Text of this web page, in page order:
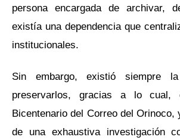
persona encargada de archivar,
existía una dependencia que
institucionales.
Sin embargo, existió siempre
preservarlos, gracias a lo cual,
Bicentenario del Correo del Orinoco,
de una exhaustiva investigación